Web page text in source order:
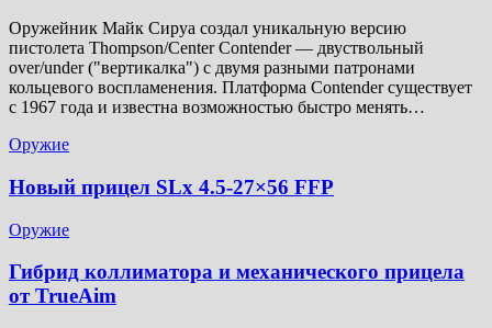
Оружейник Майк Сируа создал уникальную версию
пистолета Thompson/Center Contender — двуствольный
over/under ("вертикалка") с двумя разными патронами
кольцевого воспламенения. Платформа Contender существует
с 1967 года и известна возможностью быстро менять…
Оружие
Новый прицел SLx 4.5-27×56 FFP
Оружие
Гибрид коллиматора и механического прицела
от TrueAim